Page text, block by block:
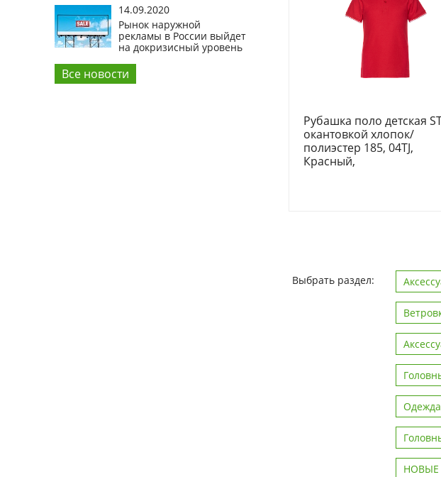
14.09.2020
Рынок наружной
рекламы в России выйдет
на докризисный уровень
Все новости
Рубашка поло детская
окантовкой хлопок/
полиэстер 185, 04TJ,
Красный,
Выбрать раздел:
Одежда